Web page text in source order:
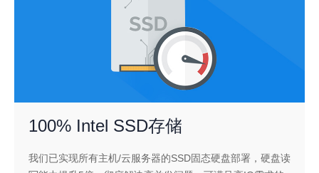
100% Intel SSD存储
我们已实现所有主机/云服务器的SSD固态硬盘部署，硬盘读